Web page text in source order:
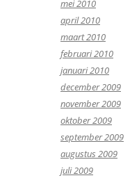
mei 2010
april 2010
maart 2010
februari 2010
januari 2010
december 2009
november 2009
oktober 2009
september 2009
augustus 2009
juli 2009